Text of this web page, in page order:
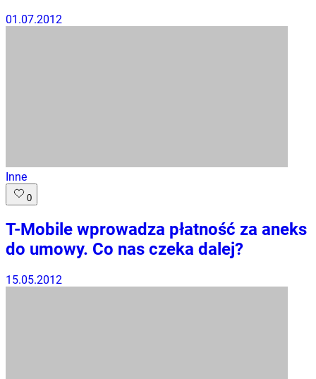
01.07.2012
Inne
0
T-Mobile wprowadza płatność za aneks
do umowy. Co nas czeka dalej?
15.05.2012